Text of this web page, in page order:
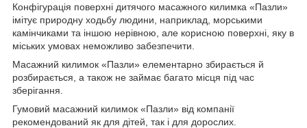
Конфігурація поверхні дитячого масажного килимка «Пазли»
імітує природну ходьбу людини, наприклад, морськими
камінчиками та іншою нерівною, але корисною поверхні, яку в
міських умовах неможливо забезпечити.
Масажний килимок «Пазли» елементарно збирається й
розбирається, а також не займає багато місця під час
зберігання.
Гумовий масажний килимок «Пазли» від компанії
рекомендований як для дітей, так і для дорослих.